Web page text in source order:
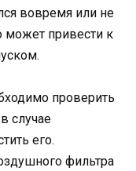
вовремя или не
может привести к
проверить
случае
его.
фильтра